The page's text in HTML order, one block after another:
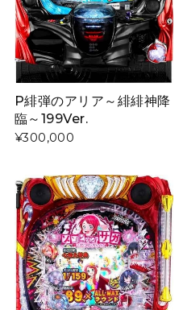
P緋弾のアリア～緋緋神降
臨～199Ver.
¥300,000